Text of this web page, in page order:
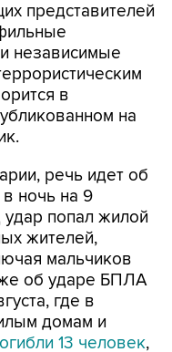
представителей
независимые
в
на
речь идет об
ночь на 9
удар попал жилой
жителей,
мальчиков
об ударе БПЛА
где в
домам и
13 человек,